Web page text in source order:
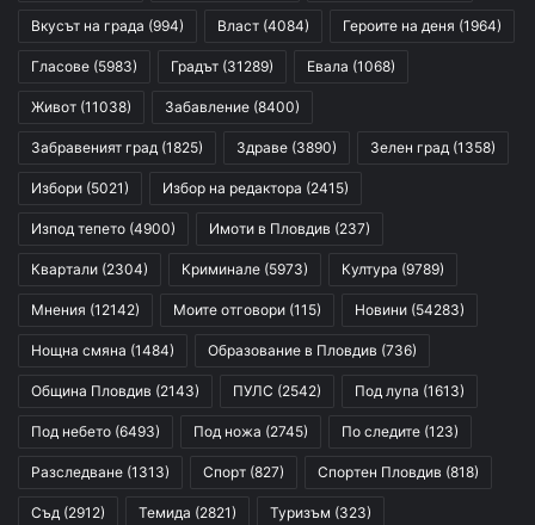
Вкусът на града (994) Власт (4084) Героите на деня (1964)
Гласове (5983) Градът (31289) Евала (1068)
Живот (11038) Забавление (8400)
Забравеният град (1825) Здраве (3890) Зелен град (1358)
Избори (5021) Избор на редактора (2415)
Изпод тепето (4900) Имоти в Пловдив (237)
Квартали (2304) Криминале (5973) Култура (9789)
Мнения (12142) Моите отговори (115) Новини (54283)
Нощна смяна (1484) Образование в Пловдив (736)
Община Пловдив (2143) ПУЛС (2542) Под лупа (1613)
Под небето (6493) Под ножа (2745) По следите (123)
Разследване (1313) Спорт (827) Спортен Пловдив (818)
Съд (2912) Темида (2821) Туризъм (323)